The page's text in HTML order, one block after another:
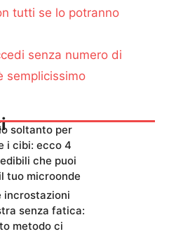
tutti se lo potranno
senza numero di
semplicissimo
soltanto per
i cibi: ecco 4
che puoi
tuo microonde
incrostazioni
senza fatica:
metodo ci